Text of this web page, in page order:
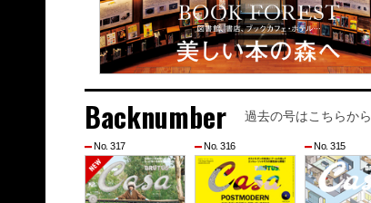
Backnumber 過去の号はこちらから
No. 317 No. 316 No. 315